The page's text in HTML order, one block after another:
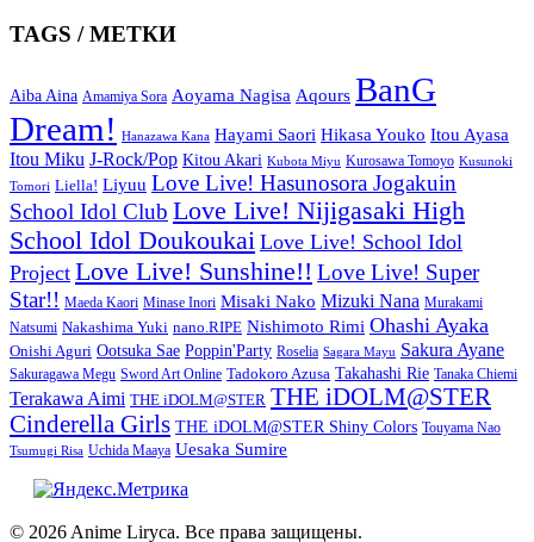
TAGS / МЕТКИ
Aiba Aina Amamiya Sora Aoyama Nagisa Aqours BanG
Dream!
Hanazawa Kana Hayami Saori Hikasa Youko Itou Ayasa
Itou Miku J-Rock/Pop Kitou Akari Kubota Miyu Kurosawa Tomoyo Kusunoki
Tomori Liella! Liyuu Love Live! Hasunosora Jogakuin
School Idol Club Love Live! Nijigasaki High
School Idol Doukoukai Love Live! School Idol
Project Love Live! Sunshine!! Love Live! Super
Star!! Maeda Kaori Minase Inori Misaki Nako Mizuki Nana Murakami
Natsumi Nakashima Yuki nano.RIPE Nishimoto Rimi Ohashi Ayaka
Onishi Aguri Ootsuka Sae Poppin'Party Roselia Sagara Mayu Sakura Ayane
Sakuragawa Megu Sword Art Online Tadokoro Azusa Takahashi Rie Tanaka Chiemi
Terakawa Aimi THE iDOLM@STER THE iDOLM@STER
Cinderella Girls THE iDOLM@STER Shiny Colors Touyama Nao
Tsumugi Risa Uchida Maaya Uesaka Sumire
© 2026 Anime Liryca. Все права защищены.